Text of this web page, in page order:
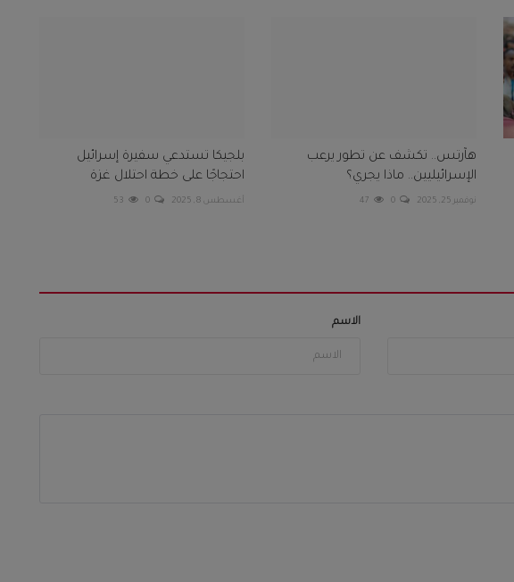
هآرتس.. تكشف عن تطور يرعب
الإسرائيليين.. ماذا يجري؟
نوفمبر 25, 2025 0
47
بلجيكا تستدعي سفيرة إسرائيل
احتجاجًا على خطة احتلال غزة
أغسطس 8, 2025 0
53
الاسم